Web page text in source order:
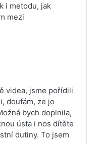
i metodu, jak
mezi
videa, jsme pořídili
doufám, ze jo
bych doplnila,
ústa i nos dítěte
dutiny. To jsem